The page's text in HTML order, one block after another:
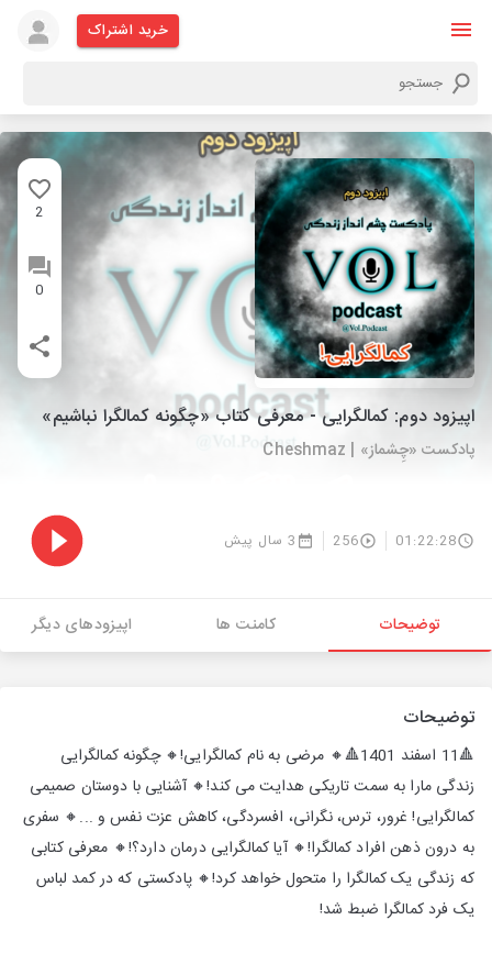
خرید اشتراک
2
0
اپیزود دوم: کمالگرایی - معرفی کتاب «چگونه کمالگرا نباشیم»
پادکست «چِشماز» | Cheshmaz
01:22:28
256 3 سال پیش
توضیحات کامنت ها اپیزودهای دیگر
توضیحات
🔺11 اسفند 1401🔺🔸 مرضی به نام کمالگرایی!🔸 چگونه کمالگرایی
زندگی مارا به سمت تاریکی هدایت می کند!🔸 آشنایی با دوستان صمیمی
کمالگرایی! غرور، ترس، نگرانی، افسردگی، کاهش عزت نفس و ...🔸 سفری
به درون ذهن افراد کمالگرا!🔸 آیا کمالگرایی درمان دارد؟!🔸 معرفی کتابی
که زندگی یک کمالگرا را متحول خواهد کرد!🔸 پادکستی که در کمد لباس
یک فرد کمالگرا ضبط شد!